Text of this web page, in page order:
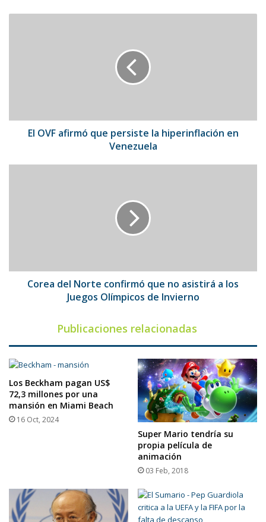
Venezuela
El OVF afirmó que persiste la hiperinflación en
Venezuela
los
JuegosCorea del Norte confirmó que no asistirá a los
Juegos Olímpicos de Invierno
Publicaciones relacionadas
Los Beckham pagan US$
72,3 millones por una
mansión en Miami Beach
16 Oct, 2024
Super Mario tendría su
propia película de
animación
03 Feb, 2018